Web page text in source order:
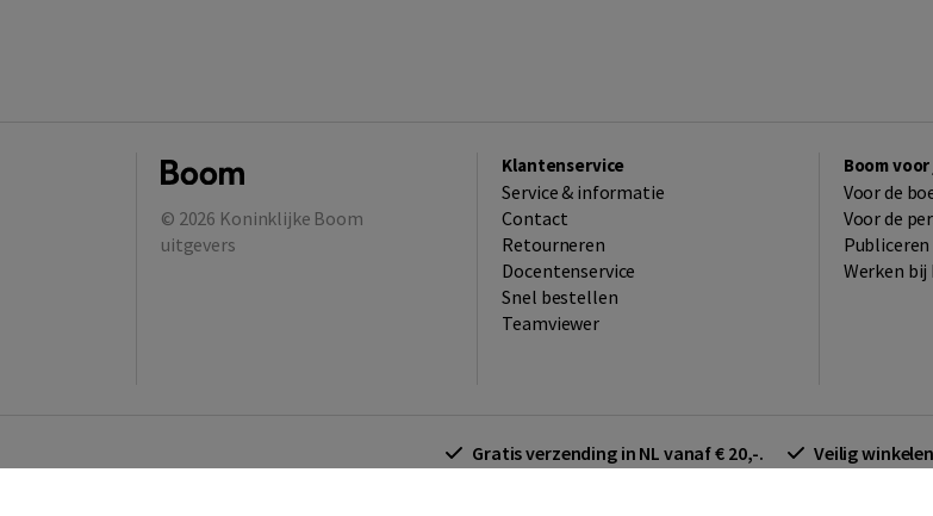
© 2026 Koninklijke Boom
uitgevers
Klantenservice
Service & informatie
Contact
Retourneren
Docentenservice
Snel bestellen
Teamviewer
Boom
Voor de
Voor de
Werken bij
Gratis verzending in NL vanaf € 20,-. Veilig